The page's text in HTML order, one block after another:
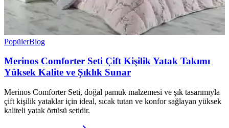
PopülerBlog
Merinos Comforter Seti Çift Kişilik Yatak Takımı
Yüksek Kalite ve Şıklık Sunar
Merinos Comforter Seti, doğal pamuk malzemesi ve şık tasarımıyla
çift kişilik yataklar için ideal, sıcak tutan ve konfor sağlayan yüksek
kaliteli yatak örtüsü setidir.